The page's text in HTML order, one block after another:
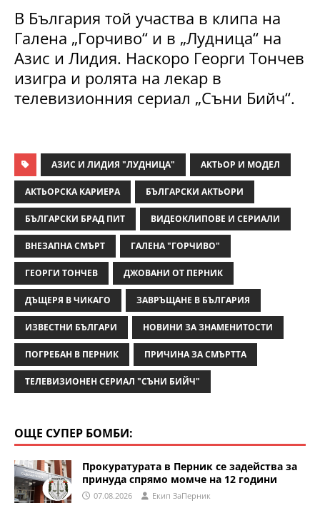
В България той участва в клипа на
Галена „Горчиво“ и в „Лудница“ на
Азис и Лидия. Наскоро Георги Тончев
изигра и ролята на лекар в
телевизионния сериал „Съни Бийч“.
АЗИС И ЛИДИЯ "ЛУДНИЦА" АКТЬОР И МОДЕЛ
АКТЬОРСКА КАРИЕРА БЪЛГАРСКИ АКТЬОРИ
БЪЛГАРСКИ БРАД ПИТ ВИДЕОКЛИПОВЕ И СЕРИАЛИ
ВНЕЗАПНА СМЪРТ ГАЛЕНА "ГОРЧИВО"
ГЕОРГИ ТОНЧЕВ ДЖОВАНИ ОТ ПЕРНИК
ДЪЩЕРЯ В ЧИКАГО ЗАВРЪЩАНЕ В БЪЛГАРИЯ
ИЗВЕСТНИ БЪЛГАРИ НОВИНИ ЗА ЗНАМЕНИТОСТИ
ПОГРЕБАН В ПЕРНИК ПРИЧИНА ЗА СМЪРТТА
ТЕЛЕВИЗИОНЕН СЕРИАЛ "СЪНИ БИЙЧ"
ОЩЕ СУПЕР БОМБИ:
Прокуратурата в Перник се задейства за
принуда спрямо момче на 12 години
07.08.2026 Eкип ЗаПерник